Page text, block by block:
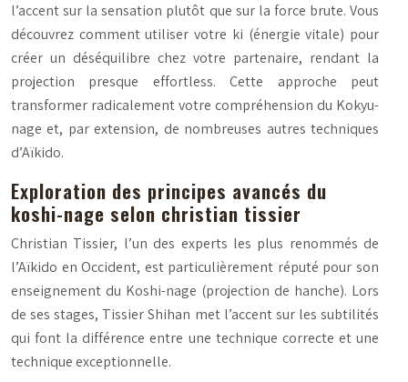
l’accent sur la sensation plutôt que sur la force brute. Vous
découvrez comment utiliser votre ki (énergie vitale) pour
créer un déséquilibre chez votre partenaire, rendant la
projection presque effortless. Cette approche peut
transformer radicalement votre compréhension du Kokyu-
nage et, par extension, de nombreuses autres techniques
d’Aïkido.
Exploration des principes avancés du
koshi-nage selon christian tissier
Christian Tissier, l’un des experts les plus renommés de
l’Aïkido en Occident, est particulièrement réputé pour son
enseignement du Koshi-nage (projection de hanche). Lors
de ses stages, Tissier Shihan met l’accent sur les subtilités
qui font la différence entre une technique correcte et une
technique exceptionnelle.